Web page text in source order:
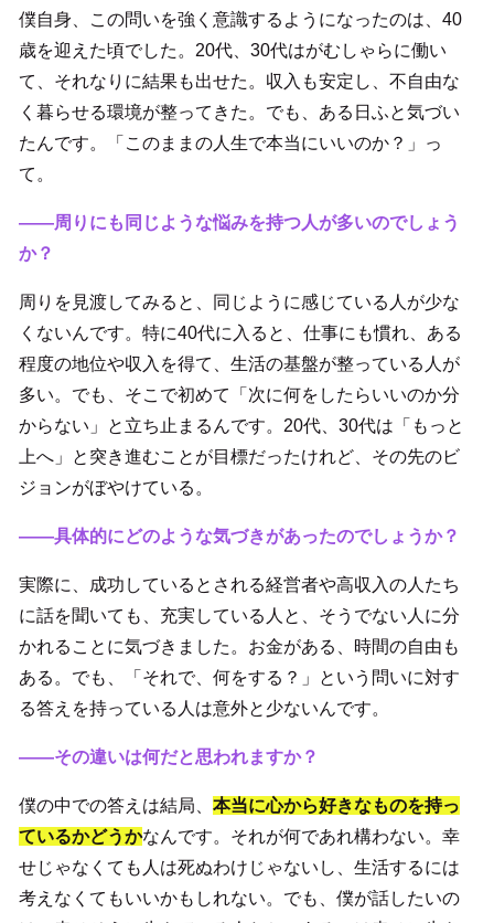
僕自身、この問いを強く意識するようになったのは、40
歳を迎えた頃でした。20代、30代はがむしゃらに働い
て、それなりに結果も出せた。収入も安定し、不自由な
く暮らせる環境が整ってきた。でも、ある日ふと気づい
たんです。「このままの人生で本当にいいのか？」っ
て。
――周りにも同じような悩みを持つ人が多いのでしょう
か？
周りを見渡してみると、同じように感じている人が少な
くないんです。特に40代に入ると、仕事にも慣れ、ある
程度の地位や収入を得て、生活の基盤が整っている人が
多い。でも、そこで初めて「次に何をしたらいいのか分
からない」と立ち止まるんです。20代、30代は「もっと
上へ」と突き進むことが目標だったけれど、その先のビ
ジョンがぼやけている。
――具体的にどのような気づきがあったのでしょうか？
実際に、成功しているとされる経営者や高収入の人たち
に話を聞いても、充実している人と、そうでない人に分
かれることに気づきました。お金がある、時間の自由も
ある。でも、「それで、何をする？」という問いに対す
る答えを持っている人は意外と少ないんです。
――その違いは何だと思われますか？
僕の中での答えは結局、 本当に心から好きなものを持っ
ているかどうかなんです。それが何であれ構わない。幸
せじゃなくても人は死ぬわけじゃないし、生活するには
考えなくてもいいかもしれない。でも、僕が話したいの